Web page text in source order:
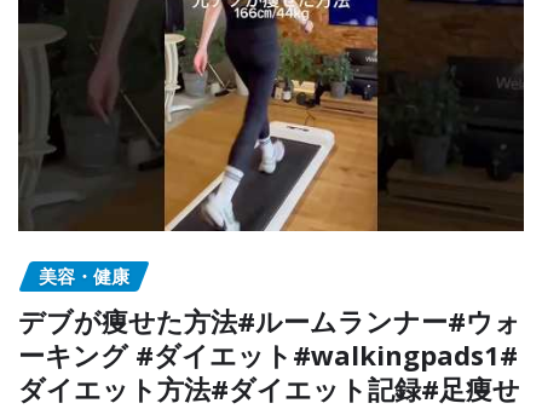
美容・健康
デブが痩せた方法#ルームランナー#ウォ
ーキング #ダイエット#walkingpads1#
ダイエット方法#ダイエット記録#足痩せ